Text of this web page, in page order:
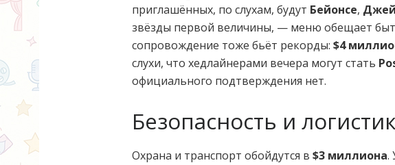
приглашённых, по слухам, будут Бейонсе,
звёзды первой величины, — меню обещает
сопровождение тоже бьёт рекорды: $4
слухи, что хедлайнерами вечера могут стать
официального подтверждения нет.
Безопасность и
Охрана и транспорт обойдутся в $3 миллиона.